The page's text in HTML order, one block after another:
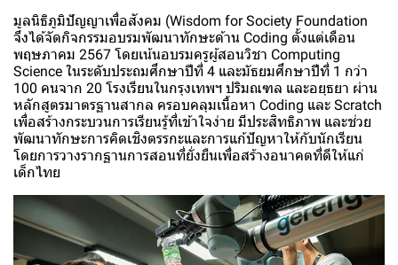
มูลนิธิภูมิปัญญาเพื่อสังคม (Wisdom for Society Foundation
จึงได้จัดกิจกรรมอบรมพัฒนาทักษะด้าน Coding ตั้งแต่เดือน
พฤษภาคม 2567 โดยเน้นอบรมครูผู้สอนวิชา Computing
Science ในระดับประถมศึกษาปีที่ 4 และมัธยมศึกษาปีที่ 1 กว่า
100 คนจาก 20 โรงเรียนในกรุงเทพฯ ปริมณฑล และอยุธยา ผ่าน
หลักสูตรมาตรฐานสากล ครอบคลุมเนื้อหา Coding และ Scratch
เพื่อสร้างกระบวนการเรียนรู้ที่เข้าใจง่าย มีประสิทธิภาพ และช่วย
พัฒนาทักษะการคิดเชิงตรรกะและการแก้ปัญหาให้กับนักเรียน
โดยการวางรากฐานการสอนที่ยั่งยืนเพื่อสร้างอนาคตที่ดีให้แก่
เด็กไทย